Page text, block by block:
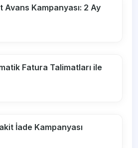
Avans Kampanyası: 2 Ay
Fatura Talimatları ile
İade Kampanyası